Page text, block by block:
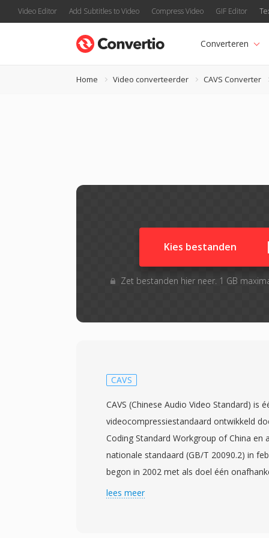
Video Editor Add Subtitles to Video Compress Video GIF Editor
Converteren
Home Video converteerder CAVS Converter
Kies bestanden
Zet bestanden hier neer. 1 GB
CAVS
CAVS (Chinese Audio Video Standard) is
videocompressiestandaard ontwikkeld
Coding Standard Workgroup of China en
nationale standaard (GB/T 20090.2) in
begon in 2002 met als doel één
compressietechnologie te creeren die de
lees meer